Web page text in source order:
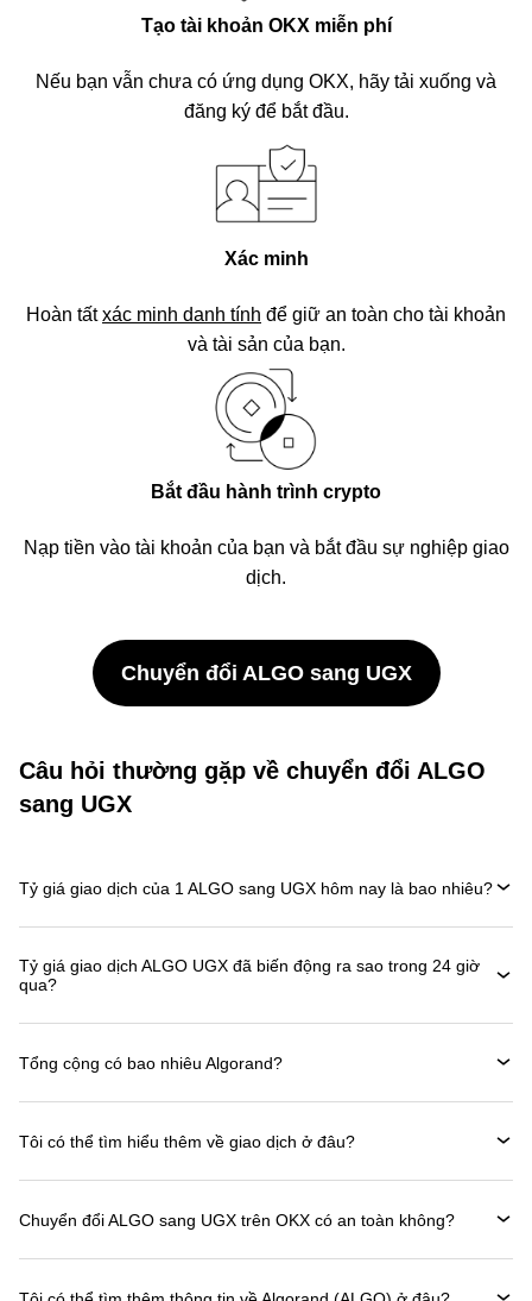
Tạo tài khoản OKX miễn phí
Nếu bạn vẫn chưa có ứng dụng OKX, hãy tải xuống và
đăng ký để bắt đầu.
Xác minh
Hoàn tấtxác minh danh tính để giữ an toàn cho tài khoản
và tài sản của bạn.
Bắt đầu hành trình crypto
Nạp tiền vào tài khoản của bạn và bắt đầu sự nghiệp giao
dịch.
Chuyển đổi ALGO sang UGX
Câu hỏi thường gặp về chuyển đổi ALGO
sang UGX
Tỷ giá giao dịch của 1 ALGO sang UGX hôm nay là bao nhiêu?
Tỷ giá giao dịch ALGO UGX đã biến động ra sao trong 24 giờ
qua?
Tổng cộng có bao nhiêu Algorand?
Tôi có thể tìm hiểu thêm về giao dịch ở đâu?
Chuyển đổi ALGO sang UGX trên OKX có an toàn không?